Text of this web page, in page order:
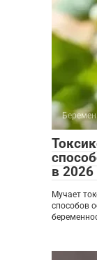
в 2026
Мучает
способов